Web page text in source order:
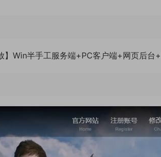
】Win半手工服务端+PC客户端+网页后台